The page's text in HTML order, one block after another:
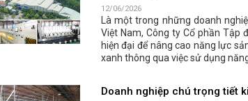
12/06/2026
Là một trong những doanh
Việt Nam, Công ty Cổ phần Tập
hiện đại để nâng cao năng lực
xanh thông qua việc sử dụng
Doanh nghiệp chú trọng tiết